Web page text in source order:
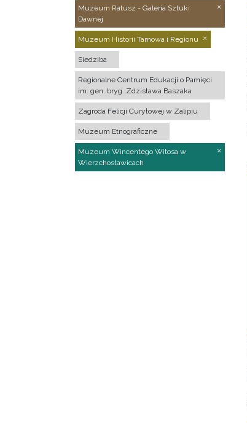
Muzeum Ratusz - Galeria Sztuki
Dawnej
Muzeum Historii Tarnowa i Regionu
Siedziba
Regionalne Centrum Edukacji o Pamięci
im. gen. bryg. Zdzisława Baszaka
Zagroda Felicji Curyłowej w Zalipiu
Muzeum Etnograficzne
Muzeum Wincentego Witosa w
Wierzchosławicach